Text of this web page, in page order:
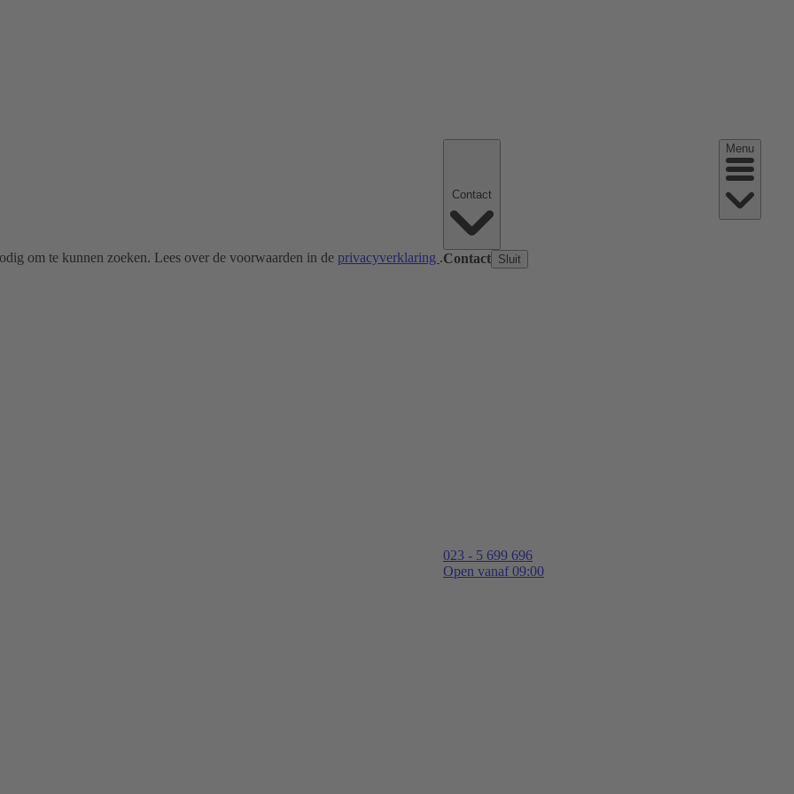
om te kunnen zoeken. Lees over de voorwaarden in de privacyverklaring .Contact Sluit
023 - 5 699 696
Open vanaf 09:00
Menu